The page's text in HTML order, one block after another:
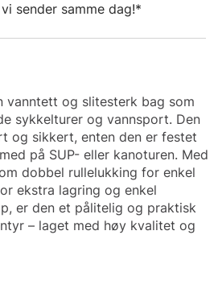
sender samme dag!*
vanntett og slitesterk bag som
sykkelturer og vannsport. Den
og sikkert, enten den er festet
på SUP- eller kanoturen. Med
dobbel rullelukking for enkel
ekstra lagring og enkel
er den et pålitelig og praktisk
– laget med høy kvalitet og